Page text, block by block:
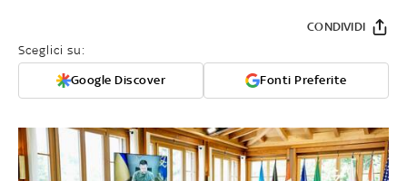
Sceglici su:
Google Discover Fonti Preferite
CONDIVIDI